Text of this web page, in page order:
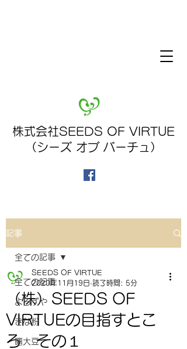
株式会社SEEDS OF VIRTUE
（シーズ オブ バーチュ）
記事
全ての記事
よろずや
きな粉
曙大豆
全ての記事
（株）SEEDS OF
VIRTUEの目指すとこ
ろ その１
SEEDS OF VIRTUE
2020年11月19日 読了時間: 5分